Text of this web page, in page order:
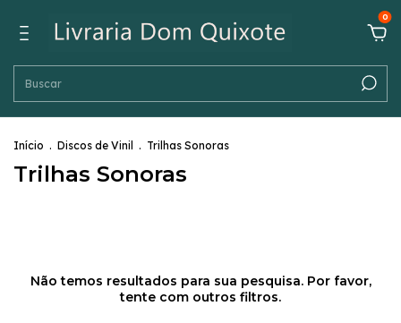
0
Início . Discos de Vinil . Trilhas Sonoras
Trilhas Sonoras
Não temos resultados para sua pesquisa. Por favor,
tente com outros filtros.